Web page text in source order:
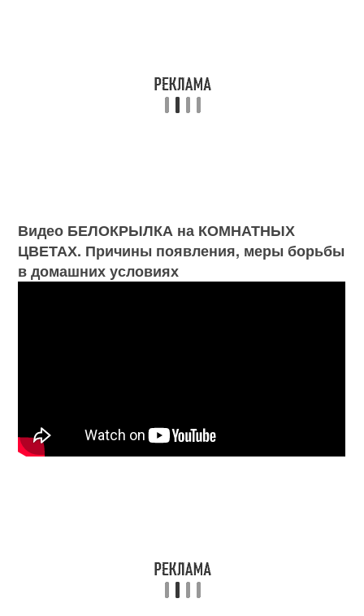
Видео БЕЛОКРЫЛКА на КОМНАТНЫХ
ЦВЕТАХ. Причины появления, меры борьбы
в домашних условиях